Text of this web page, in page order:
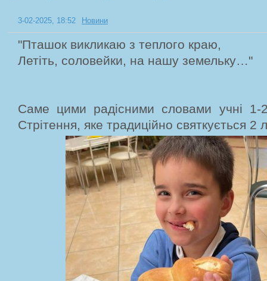
3-02-2025, 18:52 Новини
"Пташок викликаю з теплого краю,
Летіть, соловейки, на нашу земельку…"
Саме цими радісними словами учні 1-2
Стрітення, яке традиційно святкується 2